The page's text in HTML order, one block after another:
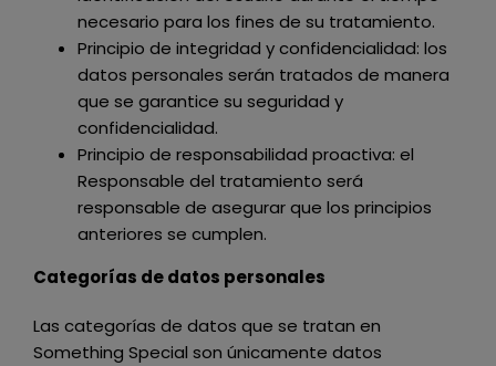
necesario para los fines de su tratamiento.
Principio de integridad y confidencialidad: los
datos personales serán tratados de manera
que se garantice su seguridad y
confidencialidad.
Principio de responsabilidad proactiva: el
Responsable del tratamiento será
responsable de asegurar que los principios
anteriores se cumplen.
Categorías de datos personales
Las categorías de datos que se tratan en
Something Special son únicamente datos